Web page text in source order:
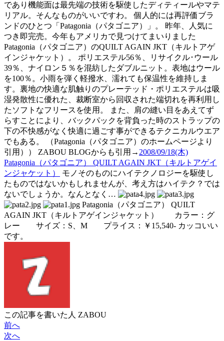
であり機能面は最先端の技術を駆使したディティールやマテ
リアル。そんなものがいいですわ。 個人的には再評価ブラ
ンドのひとつ「Patagonia（パタゴニア）」。 昨年、人気に
つき即完売。今年もアメリカで見つけてまいりました
Patagonia（パタゴニア）のQUILT AGAIN JKT（キルトアゲ
インジャケット）。 ポリエステル56％、リサイクル･ウール
39％、ナイロン５％を混紡したダブルニット。表地はウール
を100％。小雨を弾く軽撥水、濡れても保温性を維持しま
す。裏地の快適な肌触りのプレーテッド・ポリエステルは吸
湿発散性に優れた、裁断室から回収された端切れを再利用し
たソフトなフリースを使用。 また、肩の縫い目をあえてず
らすことにより、バックパックを背負った時のストラップの
下の不快感がなく快適に過ごす事ができるテクニカルウエア
でもある。 （Patagonia（パタゴニア）のホームページより
引用）） ZABOU BLOGからも引用→ 2008/09/18(木)
Patagonia（パタゴニア） QUILT AGAIN JKT（キルトアゲイ
ンジャケット）
モノそのものにハイテクノロジーを駆使し
たものではないかもしれませんが、考え方はハイテク？では
ないでしょうか。なんとなく…
Patagonia（パタゴニア） QUILT
AGAIN JKT（キルトアゲインジャケット） カラー：グ
レー サイズ：S、M プライス：￥15,540- カッコいい
です。
この記事を書いた人 ZABOU
前へ
次へ